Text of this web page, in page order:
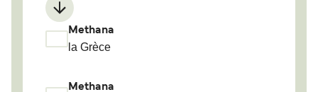
Methana
la Grèce
Methana